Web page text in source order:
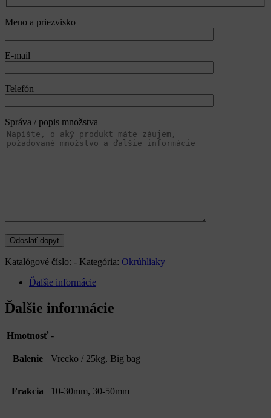
Meno a priezvisko
E-mail
Telefón
Správa / popis množstva
Katalógové číslo: - Kategória: Okrúhliaky
Ďalšie informácie
Ďalšie informácie
Hmotnosť -
Balenie Vrecko / 25kg, Big bag
Frakcia 10-30mm, 30-50mm